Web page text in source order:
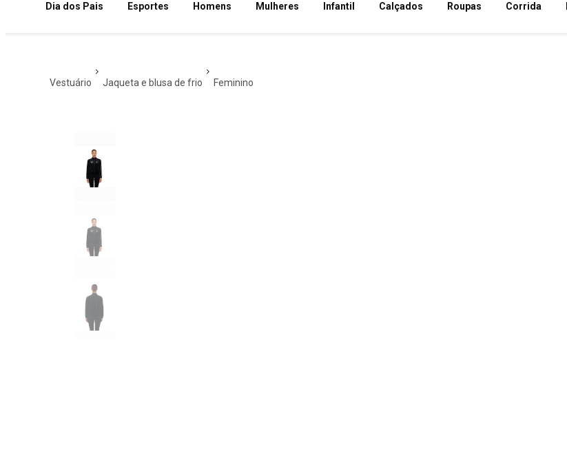
Dia dos Pais Esportes Homens Mulheres Infantil Calçados Roupas Corrida
vestuário jaqueta e blusa de frio feminino